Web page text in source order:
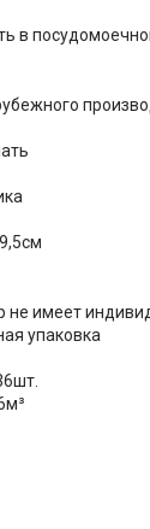
в
не имеет
упаковка